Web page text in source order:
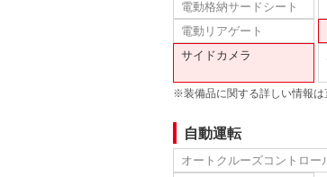
電動格納サードシート
電動リアゲート
サイドカメラ
※装備品に関する詳しい情報は
自動運転
オートクルーズコントロー